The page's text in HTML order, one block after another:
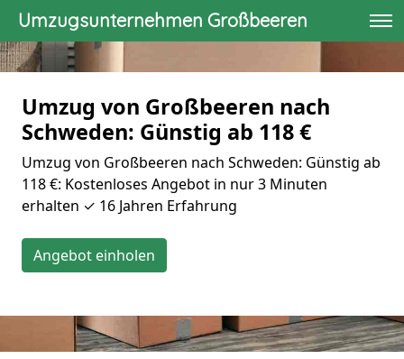
Umzugsunternehmen Großbeeren
Umzug von Großbeeren nach
Schweden: Günstig ab 118 €
Umzug von Großbeeren nach Schweden: Günstig ab
118 €: Kostenloses Angebot in nur 3 Minuten
erhalten ✓ 16 Jahren Erfahrung
Angebot einholen